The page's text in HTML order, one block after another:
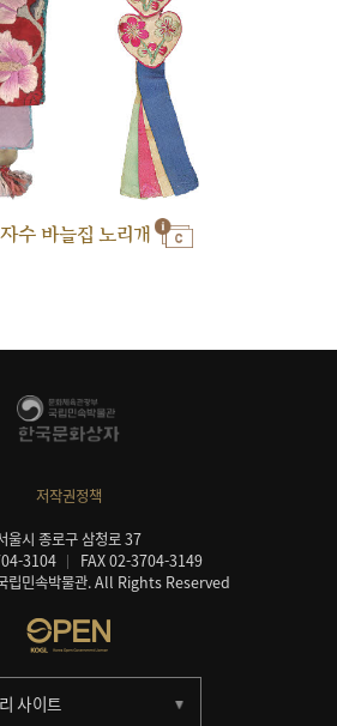
자수 바늘집 노리개
저작권정책
울시 종로구 삼청로 37
3104
FAX 02-3704-3149
민속박물관. All Rights Reserved
사이트